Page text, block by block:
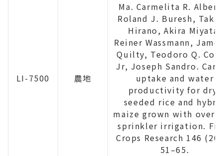
LI-7500 農地
Ma. Carmelita R.
Roland J. Buresh,
Hirano, Akira Miyata,
Reiner Wassmann,
Quilty, Teodoro Q.
Jr, Joseph Sandro.
uptake and water
productivity for dry-
seeded rice and
maize grown with
sprinkler irrigation.
Crops Research 146
51–65.